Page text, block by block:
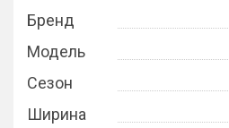
Бренд
Модель
Сезон
Ширина